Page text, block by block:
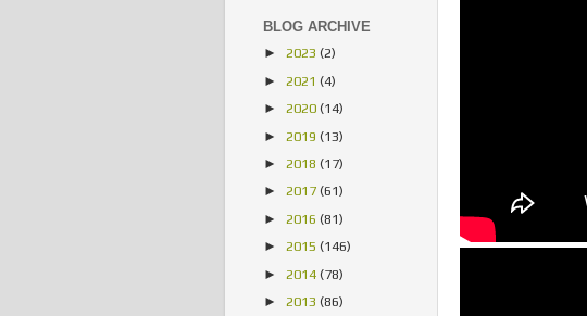
BLOG ARCHIVE
► 2023 (2)
► 2021 (4)
► 2020 (14)
► 2019 (13)
► 2018 (17)
► 2017 (61)
► 2016 (81)
► 2015 (146)
► 2014 (78)
► 2013 (86)